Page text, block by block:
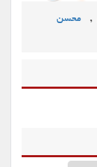
,
محسن